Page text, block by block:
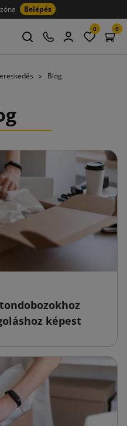
Belépés
0 0
Blog
képest